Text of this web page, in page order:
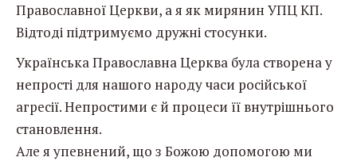
Православної Церкви, а я як мирянин УПЦ КП.
Відтоді підтримуємо дружні стосунки.
Українська Православна Церква була створена у
непрості для нашого народу часи російської
агресії. Непростими є й процеси її внутрішнього
становлення.
Але я упевнений, що з Божою допомогою ми